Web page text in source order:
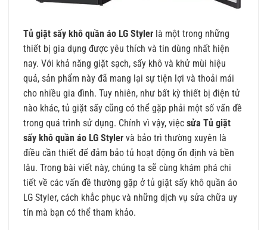
Tủ giặt sấy khô quần áo LG Styler là một trong những
thiết bị gia dụng được yêu thích và tin dùng nhất hiện
nay. Với khả năng giặt sạch, sấy khô và khử mùi hiệu
quả, sản phẩm này đã mang lại sự tiện lợi và thoải mái
cho nhiều gia đình. Tuy nhiên, như bất kỳ thiết bị điện tử
nào khác, tủ giặt sấy cũng có thể gặp phải một số vấn đề
trong quá trình sử dụng. Chính vì vậy, việc sửa Tủ giặt
sấy khô quần áo LG Styler và bảo trì thường xuyên là
điều cần thiết để đảm bảo tủ hoạt động ổn định và bền
lâu. Trong bài viết này, chúng ta sẽ cùng khám phá chi
tiết về các vấn đề thường gặp ở tủ giặt sấy khô quần áo
LG Styler, cách khắc phục và những dịch vụ sửa chữa uy
tín mà bạn có thể tham khảo.